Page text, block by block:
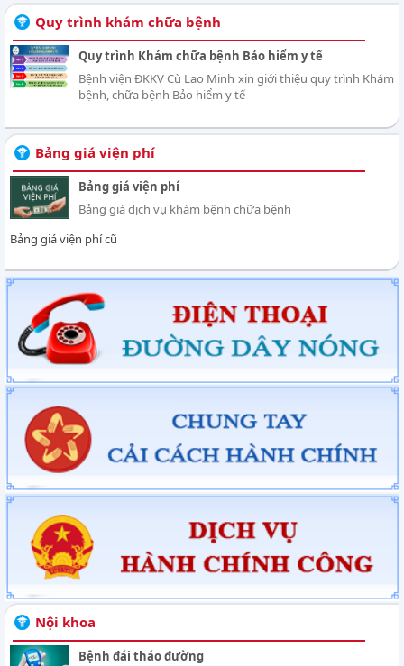
Quy trình khám chữa bệnh
Quy trình Khám chữa bệnh Bảo hiểm y tế
Bệnh viện ĐKKV Cù Lao Minh xin giới thiệu quy trình Khám
bệnh, chữa bệnh Bảo hiểm y tế
Bảng giá viện phí
Bảng giá viện phí
Bảng giá dịch vụ khám bệnh chữa bệnh
Bảng giá viện phí cũ
Nội khoa
Bệnh đái tháo đường